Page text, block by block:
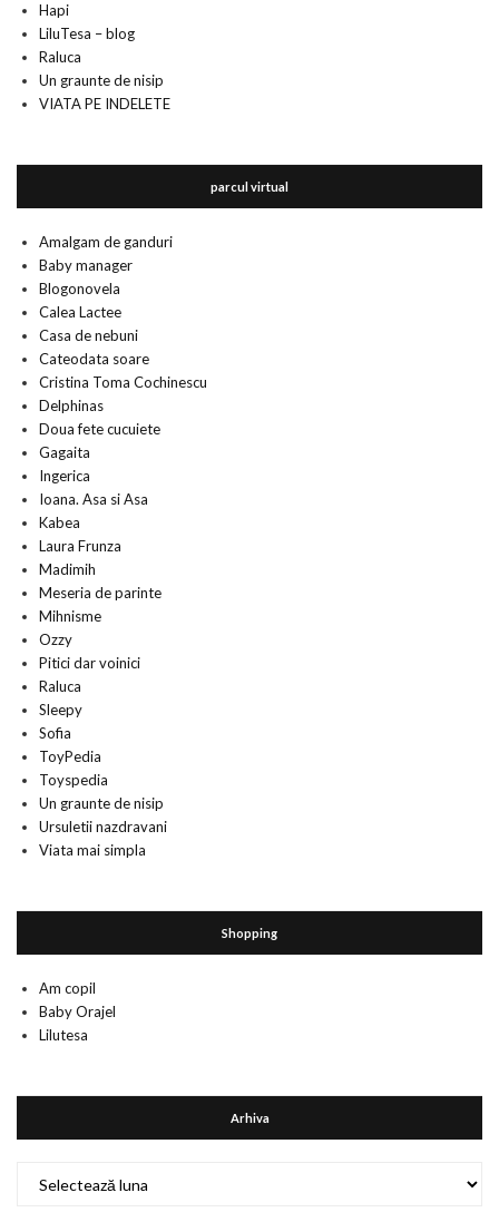
Hapi
LiluTesa – blog
Raluca
Un graunte de nisip
VIATA PE INDELETE
parcul virtual
Amalgam de ganduri
Baby manager
Blogonovela
Calea Lactee
Casa de nebuni
Cateodata soare
Cristina Toma Cochinescu
Delphinas
Doua fete cucuiete
Gagaita
Ingerica
Ioana. Asa si Asa
Kabea
Laura Frunza
Madimih
Meseria de parinte
Mihnisme
Ozzy
Pitici dar voinici
Raluca
Sleepy
Sofia
ToyPedia
Toyspedia
Un graunte de nisip
Ursuletii nazdravani
Viata mai simpla
Shopping
Am copil
Baby Orajel
Lilutesa
Arhiva